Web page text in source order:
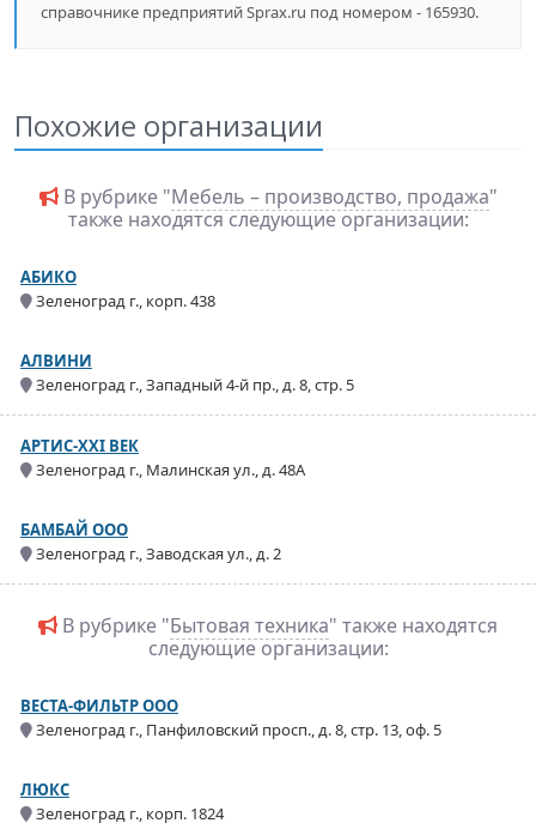
справочнике предприятий Sprax.ru под номером - 165930.
Похожие организации
В рубрике "Мебель – производство, продажа"
также находятся следующие организации:
АБИКО
Зеленоград г., корп. 438
АЛВИНИ
Зеленоград г., Западный 4-й пр., д. 8, стр. 5
АРТИС-XXI ВЕК
Зеленоград г., Малинская ул., д. 48А
БАМБАЙ ООО
Зеленоград г., Заводская ул., д. 2
В рубрике "Бытовая техника" также находятся
следующие организации:
ВЕСТА-ФИЛЬТР ООО
Зеленоград г., Панфиловский просп., д. 8, стр. 13, оф. 5
ЛЮКС
Зеленоград г., корп. 1824